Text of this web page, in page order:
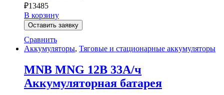
₽13485
В корзину
Оставить заявку
Сравнить
Аккумуляторы, Тяговые и стационарные аккумуляторы
MNB MNG 12В 33А/ч
Аккумуляторная батарея